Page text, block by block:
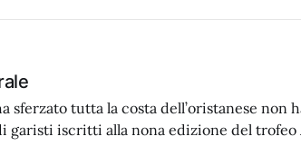
sferzato tutta la costa dell’oristanese non
garisti iscritti alla nona edizione del trofeo
Nughes.